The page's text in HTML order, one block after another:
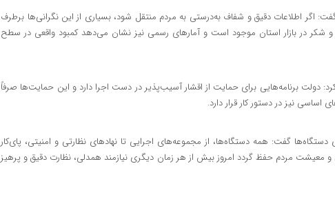
اگر اطلاعات دقیق و شفاف به‌درستی به مردم منتقل شود، بسیاری از این نگرانی‌ها برطرف
در بازار استان موجود است و آمارهای رسمی نیز نشان می‌دهد کمبود واقعی در سطح
دولت برنامه‌هایی برای حمایت از اقشار آسیب‌پذیر در دست اجرا دارد و این حمایت‌ها صرفاً
نیز در دستور کار قرار دارد.
گفت: همه دستگاه‌ها، از مجموعه‌های اجرایی تا نهادهای نظارتی و امنیتی، پای‌کار
معیشت مردم حفظ گردد امروز بیش از هر زمان دیگری نیازمند همدلی، نظارت دقیق و پرهیز